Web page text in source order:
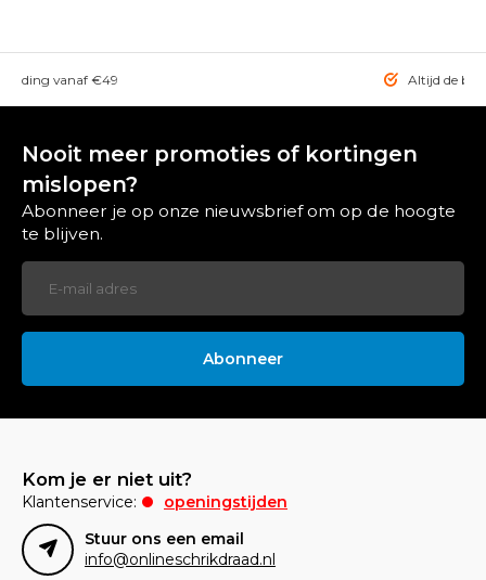
vanaf €49 Altijd de
Nooit meer promoties of kortingen
mislopen?
Abonneer je op onze nieuwsbrief om op de hoogte
te blijven.
Abonneer
Kom je er niet uit?
Klantenservice:
openingstijden
Stuur ons een email
info@onlineschrikdraad.nl